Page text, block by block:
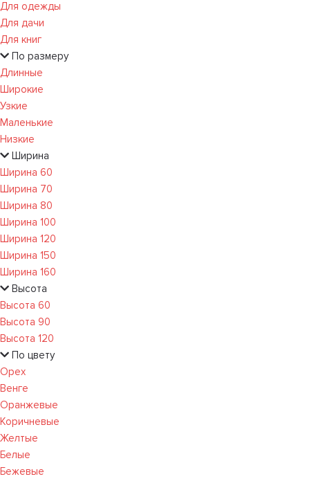
Для одежды
Для дачи
Для книг
По размеру
Длинные
Широкие
Узкие
Маленькие
Низкие
Ширина
Ширина 60
Ширина 70
Ширина 80
Ширина 100
Ширина 120
Ширина 150
Ширина 160
Высота
Высота 60
Высота 90
Высота 120
По цвету
Орех
Венге
Оранжевые
Коричневые
Желтые
Белые
Бежевые